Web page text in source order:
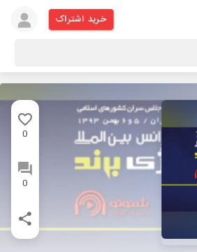
خرید اشتراک
0
0